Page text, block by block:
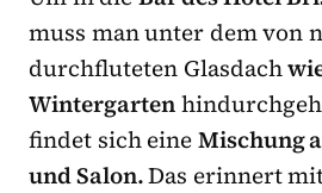
muss man unter dem von
durchfluteten Glasdach
Wintergarten
findet sich eineMischung
und Salon.Das erinnert